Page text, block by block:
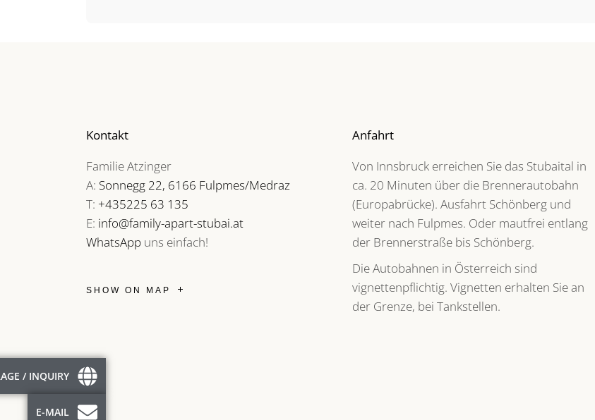
Kontakt
Familie Atzinger
A: Sonnegg 22, 6166 Fulpmes/Medraz
T: +435225 63 135
E: info@family-apart-stubai.at
WhatsApp uns einfach!
SHOW ON MAP
Anfahrt
Von Innsbruck erreichen Sie das Stubaital in
ca. 20 Minuten über die Brennerautobahn
(Europabrücke). Ausfahrt Schönberg und
weiter nach Fulpmes. Oder mautfrei entlang
der Brennerstraße bis Schönberg.
Die Autobahnen in Österreich sind
vignettenpflichtig. Vignetten erhalten Sie an
der Grenze, bei Tankstellen.
/ INQUIRY
E-MAIL